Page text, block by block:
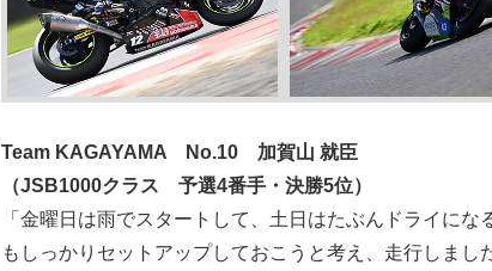
Team KAGAYAMA No.10 加賀山 就臣
（JSB1000クラス 予選4番手・決勝5位）
「金曜日は雨でスタートして、土日はたぶんドライに
もしっかりセットアップしておこうと考え、走行しま